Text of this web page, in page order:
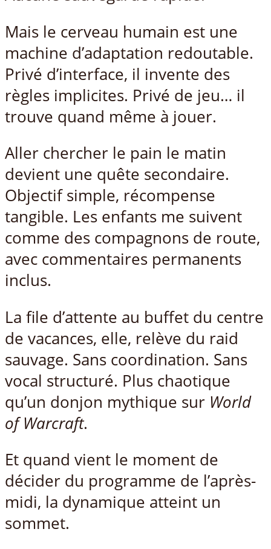
Mais le cerveau humain est une
machine d’adaptation redoutable.
Privé d’interface, il invente des
règles implicites. Privé de jeu… il
trouve quand même à jouer.
Aller chercher le pain le matin
devient une quête secondaire.
Objectif simple, récompense
tangible. Les enfants me suivent
comme des compagnons de route,
avec commentaires permanents
inclus.
La file d’attente au buffet du centre
de vacances, elle, relève du raid
sauvage. Sans coordination. Sans
vocal structuré. Plus chaotique
qu’un donjon mythique sur World
of Warcraft.
Et quand vient le moment de
décider du programme de l’après-
midi, la dynamique atteint un
sommet.